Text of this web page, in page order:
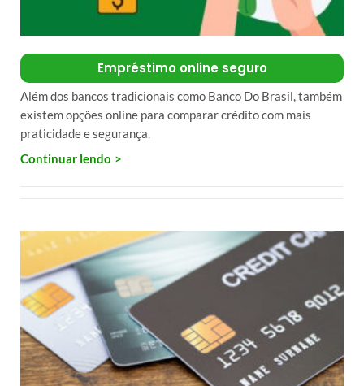
Empréstimo online seguro
Além dos bancos tradicionais como Banco Do Brasil, também
existem opções online para comparar crédito com mais
praticidade e segurança.
Continuar lendo